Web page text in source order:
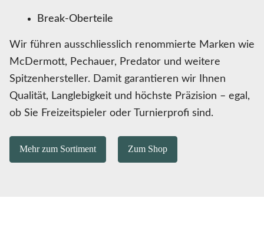
Break-Oberteile
Wir führen ausschliesslich renommierte Marken wie
McDermott, Pechauer, Predator und weitere
Spitzenhersteller. Damit garantieren wir Ihnen
Qualität, Langlebigkeit und höchste Präzision – egal,
ob Sie Freizeitspieler oder Turnierprofi sind.
Mehr zum Sortiment Zum Shop